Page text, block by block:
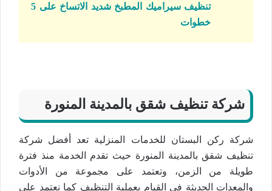
تنظيف سيراميك المطبخ شديد الاتساخ على 5
خطوات
شركة تنظيف شقق بالمدينة المنورة
شركة ركن البستان للخدمات المنزلية تعد أفضل شركة
تنظيف شقق بالمدينة المنورة حيث تقدم الخدمة منذ فترة
طويلة من الزمن، وتعتمد على مجموعة من الأدوات
والمعدات الحديثة في القيام بعملية التنظيف كما نعتمد على